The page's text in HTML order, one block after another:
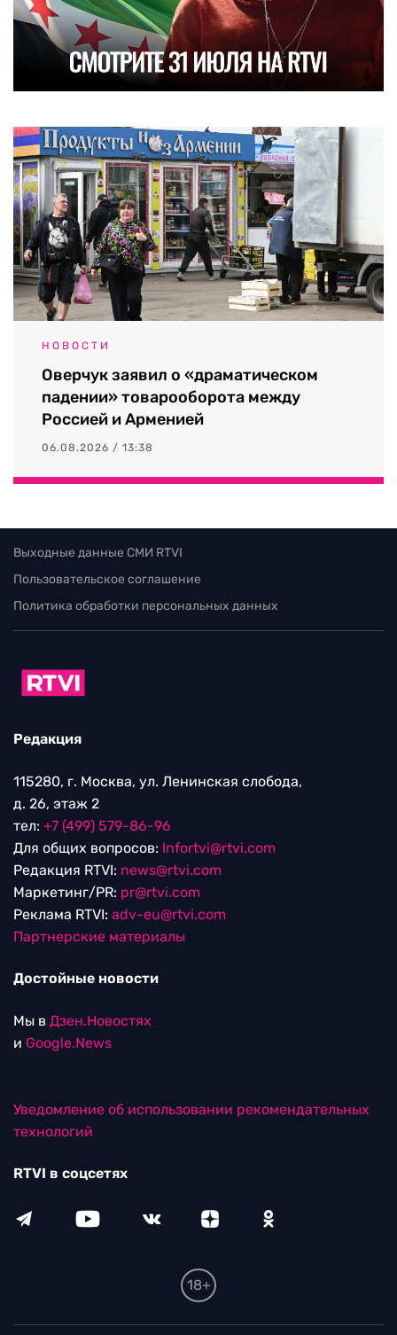
НОВОСТИ
Оверчук заявил о «драматическом
падении» товарооборота между
Россией и Арменией
06.08.2026 / 13:38
Выходные данные СМИ RTVI
Пользовательское соглашение
Политика обработки персональных данных
Редакция
115280, г. Москва, ул. Ленинская слобода,
д. 26, этаж 2
тел: +7 (499) 579-86-96
Для общих вопросов: Infortvi@rtvi.com
Редакция RTVI: news@rtvi.com
Маркетинг/PR: pr@rtvi.com
Реклама RTVI: adv-eu@rtvi.com
Партнерские материалы
Достойные новости
Мы в Дзен.Новостях
и Google.News
Уведомление об использовании рекомендательных
технологий
RTVI в соцсетях
18+